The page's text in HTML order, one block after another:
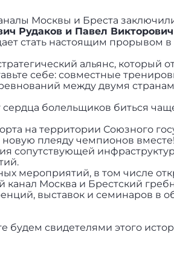
Москвы и Бреста
Рудаков и Павел
стать настоящим прорывом в
альянс, который
себе: совместные
между двумя
болельщиков биться
на территории Союзного
плеяду чемпионов вместе!
сопутствующей
мероприятий, в том числе
канал Москва и Брестский
выставок и семинаров в
будем свидетелями этого